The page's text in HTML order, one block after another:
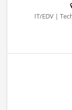
IT/EDV |